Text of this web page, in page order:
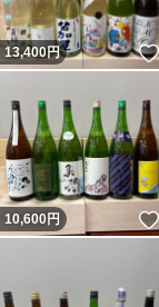
13,400円
10,600円